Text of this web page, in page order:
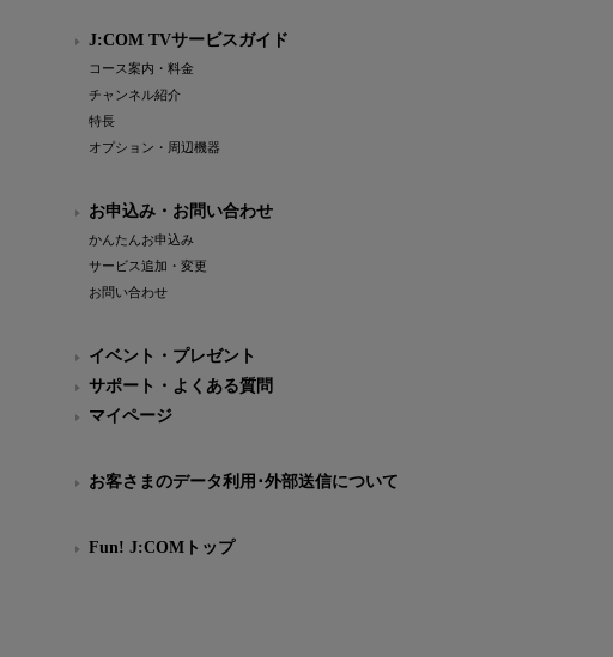
J:COM TVサービスガイド
コース案内・料金
チャンネル紹介
特長
オプション・周辺機器
お申込み・お問い合わせ
かんたんお申込み
サービス追加・変更
お問い合わせ
イベント・プレゼント
サポート・よくある質問
マイページ
お客さまのデータ利用･外部送信について
Fun! J:COMトップ